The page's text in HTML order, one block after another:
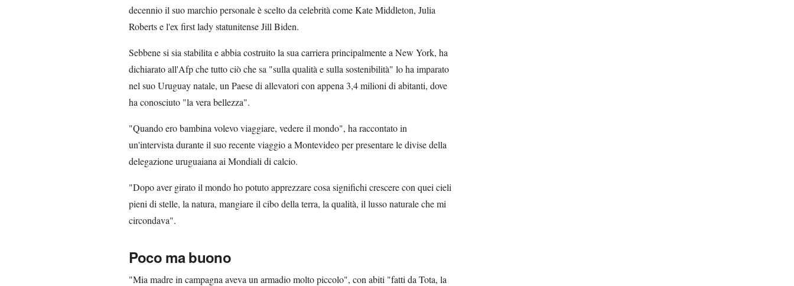
decennio il suo marchio personale è scelto da celebrità come Kate Middleton, Julia
Roberts e l'ex first lady statunitense Jill Biden.
Sebbene si sia stabilita e abbia costruito la sua carriera principalmente a New York, ha
dichiarato all'Afp che tutto ciò che sa "sulla qualità e sulla sostenibilità" lo ha imparato
nel suo Uruguay natale, un Paese di allevatori con appena 3,4 milioni di abitanti, dove
ha conosciuto "la vera bellezza".
"Quando ero bambina volevo viaggiare, vedere il mondo", ha raccontato in
un'intervista durante il suo recente viaggio a Montevideo per presentare le divise della
delegazione uruguaiana ai Mondiali di calcio.
"Dopo aver girato il mondo ho potuto apprezzare cosa significhi crescere con quei cieli
pieni di stelle, la natura, mangiare il cibo della terra, la qualità, il lusso naturale che mi
circondava".
Poco ma buono
"Mia madre in campagna aveva un armadio molto piccolo", con abiti "fatti da Tota, la